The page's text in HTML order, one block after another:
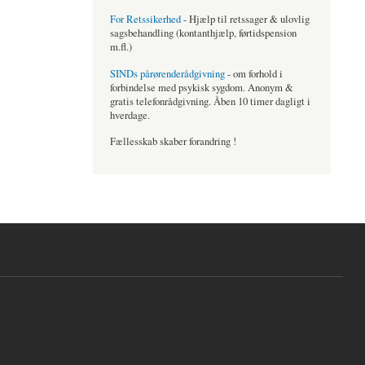
For Retssikerhed- Hjælp til retssager & ulovlig
sagsbehandling (kontanthjælp, førtidspension
m.fl.)
SINDs pårørenderådgivning- om forhold i
forbindelse med psykisk sygdom. Anonym &
gratis telefonrådgivning. Åben 10 timer dagligt i
hverdage.
Fællesskab skaber forandring !